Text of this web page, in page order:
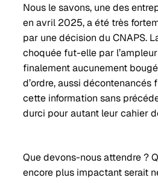
Nous le savons, une des
en avril 2025, a été très
par une décision du CNAPS.
choquée fut-elle par l’ampleur
finalement aucunement
d’ordre, aussi décontenancés
cette information sans
durci pour autant leur cahier
Que devons-nous attendre ?
encore plus impactant serait